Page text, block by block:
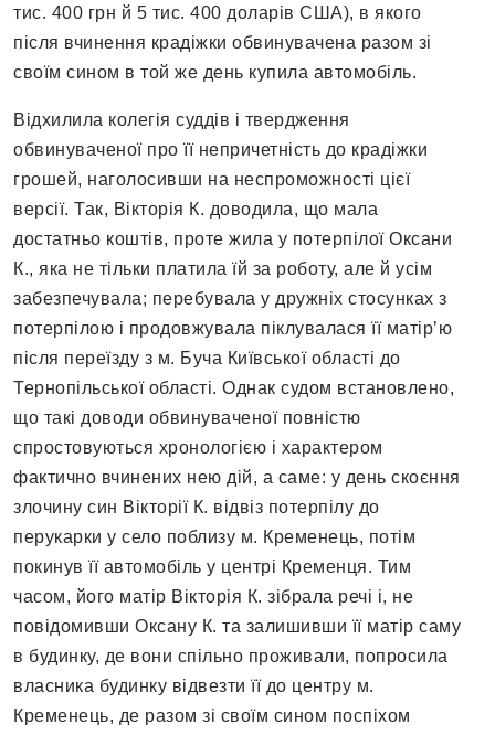
тис. 400 грн й 5 тис. 400 доларів США), в якого
після вчинення крадіжки обвинувачена разом зі
своїм сином в той же день купила автомобіль.
Відхилила колегія суддів і твердження
обвинуваченої про її непричетність до крадіжки
грошей, наголосивши на неспроможності цієї
версії. Так, Вікторія К. доводила, що мала
достатньо коштів, проте жила у потерпілої Оксани
К., яка не тільки платила їй за роботу, але й усім
забезпечувала; перебувала у дружніх стосунках з
потерпілою і продовжувала піклувалася її матір’ю
після переїзду з м. Буча Київської області до
Тернопільської області. Однак судом встановлено,
що такі доводи обвинуваченої повністю
спростовуються хронологією і характером
фактично вчинених нею дій, а саме: у день скоєння
злочину син Вікторії К. відвіз потерпілу до
перукарки у село поблизу м. Кременець, потім
покинув її автомобіль у центрі Кременця. Тим
часом, його матір Вікторія К. зібрала речі і, не
повідомивши Оксану К. та залишивши її матір саму
в будинку, де вони спільно проживали, попросила
власника будинку відвезти її до центру м.
Кременець, де разом зі своїм сином поспіхом